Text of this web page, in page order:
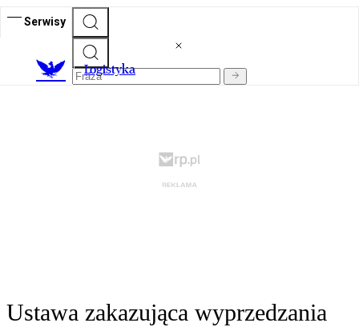
Serwisy
Logistyka
Ustawa zakazująca wyprzedzania